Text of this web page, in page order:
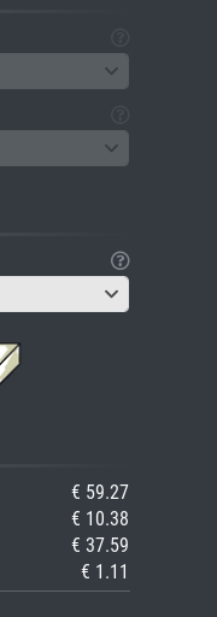
€ 59.27
€ 10.38
€ 37.59
€ 1.11